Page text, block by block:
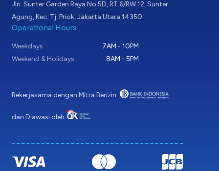
Jln. Sunter Garden Raya No.5D, RT.6/RW.12, Sunter
Agung, Kec. Tj. Priok, Jakarta Utara 14350
Operational Hours
Weekdays
7AM - 10PM
Weekend & Holidays
8AM - 5PM
Bekerjasama dengan Mitra Berizin
dan Diawasi oleh